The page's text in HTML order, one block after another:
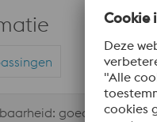
goed